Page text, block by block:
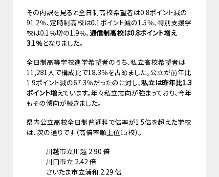
その内訳を見ると全日制高校希望者は0.8ポイント減の
91.2％、定時制高校は0.1ポイント減の1.5％、特別支援学
校は0.1％増の1.9％、 通信制高校は0.8ポイント増え
3.1％となりました。
全日制高等学校進学希望者のうち、私立高校希望者は
11,281人で構成比で18.3％を占めました。公立が前年比
1.9ポイント減の67.3％だったのに対し、私立は昨年比1.3
ポイント増えています。年々私立志向が強まっており、今年
もその傾向が続きました。
県内公立高校全日制普通科で倍率が1.5倍を超えた学校
は、次の通りです（高倍率順上位15校）。
川越市立川越 2.90 倍
川口市立 2.42 倍
さいたま市立浦和 2.29 倍